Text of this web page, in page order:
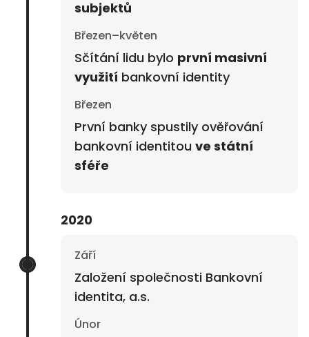
subjektů
Březen–květen
Sčítání lidu bylo první masivní
využití bankovní identity
Březen
První banky spustily ověřování
bankovní identitou ve státní
sféře
2020
Září
Založení společnosti Bankovní
identita, a.s.
Únor